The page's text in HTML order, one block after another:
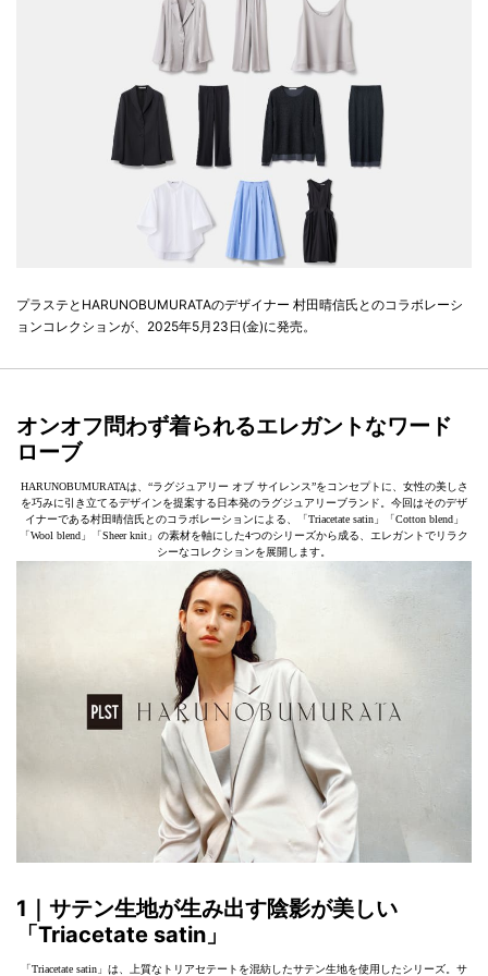
プラステとHARUNOBUMURATAのデザイナー 村田晴信氏とのコラボレーシ
ョンコレクションが、2025年5月23日(金)に発売。
オンオフ問わず着られるエレガントなワード
ローブ
HARUNOBUMURATAは、“ラグジュアリー オブ サイレンス”をコンセプトに、女性の美しさ
を巧みに引き立てるデザインを提案する日本発のラグジュアリーブランド。今回はそのデザ
イナーである村田晴信氏とのコラボレーションによる、「Triacetate satin」「Cotton blend」
「Wool blend」「Sheer knit」の素材を軸にした4つのシリーズから成る、エレガントでリラク
シーなコレクションを展開します。
1｜サテン生地が生み出す陰影が美しい
「Triacetate satin」
「Triacetate satin」は、上質なトリアセテートを混紡したサテン生地を使用したシリーズ。サ